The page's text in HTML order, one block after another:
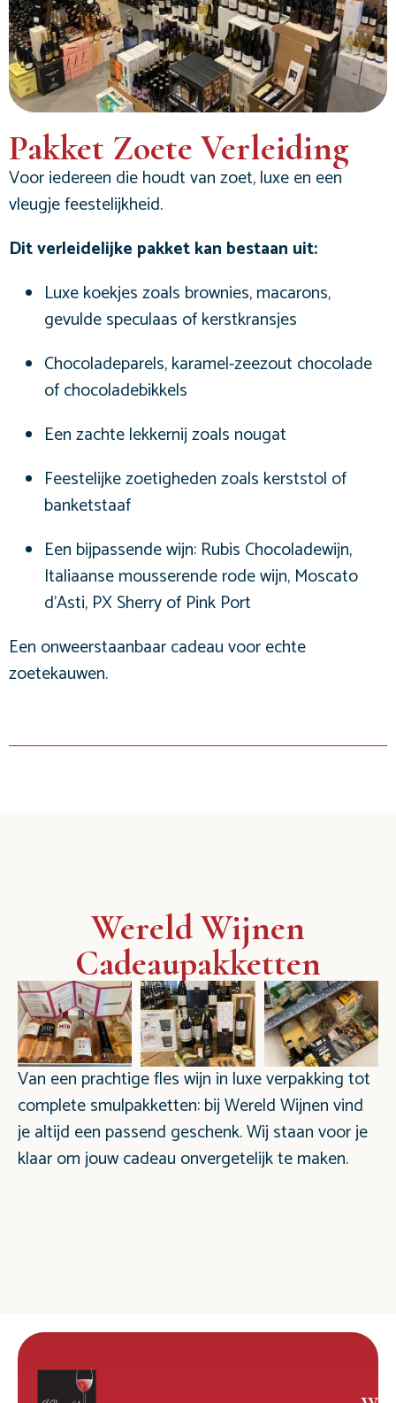
Pakket Zoete Verleiding
Voor iedereen die houdt van zoet, luxe en een
vleugje feestelijkheid.
Dit verleidelijke pakket kan bestaan uit:
Luxe koekjes zoals brownies, macarons,
gevulde speculaas of kerstkransjes
Chocoladeparels, karamel-zeezout chocolade
of chocoladebikkels
Een zachte lekkernij zoals nougat
Feestelijke zoetigheden zoals kerststol of
banketstaaf
Een bijpassende wijn: Rubis Chocoladewijn,
Italiaanse mousserende rode wijn, Moscato
d’Asti, PX Sherry of Pink Port
Een onweerstaanbaar cadeau voor echte
zoetekauwen.
Wereld Wijnen
Cadeaupakketten
Van een prachtige fles wijn in luxe verpakking tot
complete smulpakketten: bij Wereld Wijnen vind
je altijd een passend geschenk. Wij staan voor je
klaar om jouw cadeau onvergetelijk te maken.